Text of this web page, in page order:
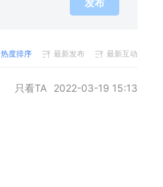
发布
热度排序 最新发布 最新互动
只看TA 2022-03-19 15:13